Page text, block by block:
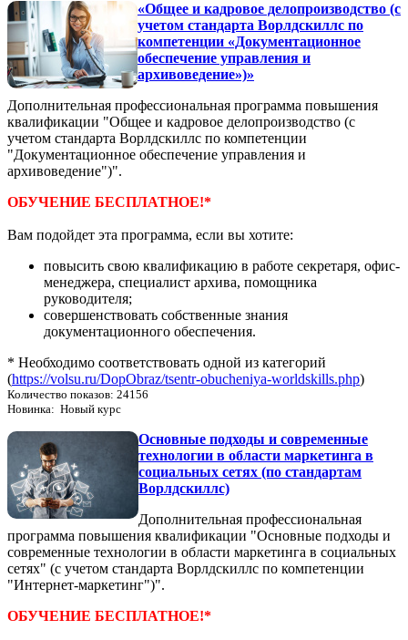
«Общее и кадровое делопроизводство (с
учетом стандарта Ворлдскиллс по
компетенции «Документационное
обеспечение управления и
архивоведение»)»
Дополнительная профессиональная программа повышения
квалификации "Общее и кадровое делопроизводство (с
учетом стандарта Ворлдскиллс по компетенции
"Документационное обеспечение управления и
архивоведение")".
ОБУЧЕНИЕ БЕСПЛАТНОЕ!*
Вам подойдет эта программа, если вы хотите:
повысить свою квалификацию в работе секретаря, офис-
менеджера, специалист архива, помощника
руководителя;
совершенствовать собственные знания
документационного обеспечения.
* Необходимо соответствовать одной из категорий
(https://volsu.ru/DopObraz/tsentr-obucheniya-worldskills.php)
Количество показов: 24156
Новинка: Новый курс
Основные подходы и современные
технологии в области маркетинга в
социальных сетях (по стандартам
Ворлдскиллс)
Дополнительная профессиональная
программа повышения квалификации "Основные подходы и
современные технологии в области маркетинга в социальных
сетях" (с учетом стандарта Ворлдскиллс по компетенции
"Интернет-маркетинг")".
ОБУЧЕНИЕ БЕСПЛАТНОЕ!*